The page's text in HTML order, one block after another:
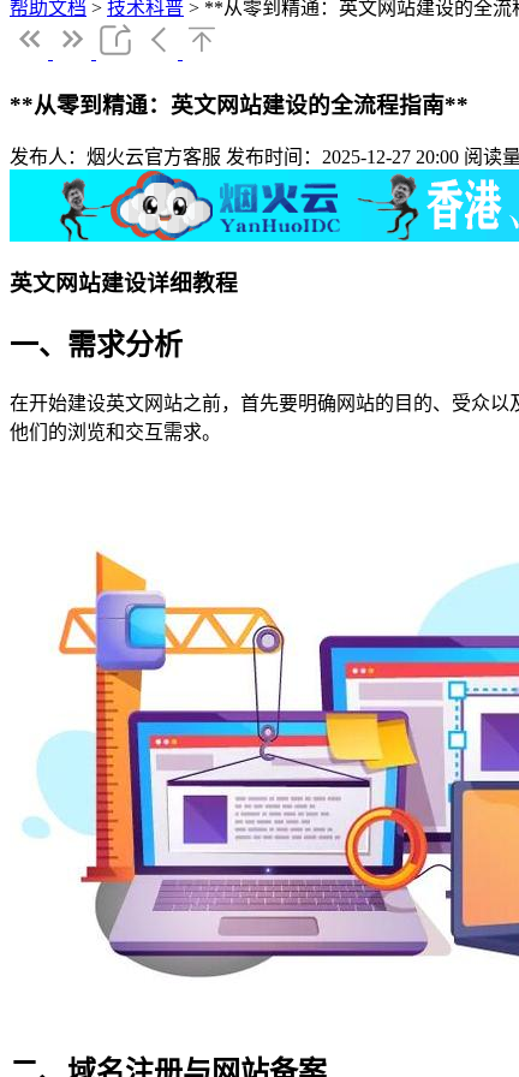
帮助文档 > 技术科普 > **从零到精通：英文网站建设的全流
**从零到精通：英文网站建设的全流程指南**
发布人：烟火云官方客服 发布时间：2025-12-27 20:00 阅读
英文网站建设详细教程
一、需求分析
在开始建设英文网站之前，首先要明确网站的目的、受众
他们的浏览和交互需求。